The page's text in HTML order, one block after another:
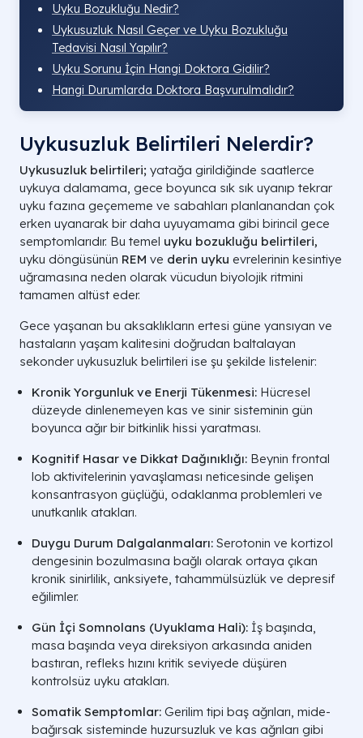
Uyku Bozukluğu Nedir?
Uykusuzluk Nasıl Geçer ve Uyku Bozukluğu
Tedavisi Nasıl Yapılır?
Uyku Sorunu İçin Hangi Doktora Gidilir?
Hangi Durumlarda Doktora Başvurulmalıdır?
Uykusuzluk Belirtileri Nelerdir?
Uykusuzluk belirtileri; yatağa girildiğinde saatlerce
uykuya dalamama, gece boyunca sık sık uyanıp tekrar
uyku fazına geçememe ve sabahları planlanandan çok
erken uyanarak bir daha uyuyamama gibi birincil gece
semptomlarıdır. Bu temel uyku bozukluğu belirtileri,
uyku döngüsünün REM ve derin uyku evrelerinin kesintiye
uğramasına neden olarak vücudun biyolojik ritmini
tamamen altüst eder.
Gece yaşanan bu aksaklıkların ertesi güne yansıyan ve
hastaların yaşam kalitesini doğrudan baltalayan
sekonder uykusuzluk belirtileri ise şu şekilde listelenir:
Kronik Yorgunluk ve Enerji Tükenmesi: Hücresel
düzeyde dinlenemeyen kas ve sinir sisteminin gün
boyunca ağır bir bitkinlik hissi yaratması.
Kognitif Hasar ve Dikkat Dağınıklığı: Beynin frontal
lob aktivitelerinin yavaşlaması neticesinde gelişen
konsantrasyon güçlüğü, odaklanma problemleri ve
unutkanlık atakları.
Duygu Durum Dalgalanmaları: Serotonin ve kortizol
dengesinin bozulmasına bağlı olarak ortaya çıkan
kronik sinirlilik, anksiyete, tahammülsüzlük ve depresif
eğilimler.
Gün İçi Somnolans (Uyuklama Hali): İş başında,
masa başında veya direksiyon arkasında aniden
bastıran, refleks hızını kritik seviyede düşüren
kontrolsüz uyku atakları.
Somatik Semptomlar: Gerilim tipi baş ağrıları, mide-
bağırsak sisteminde huzursuzluk ve kas ağrıları gibi